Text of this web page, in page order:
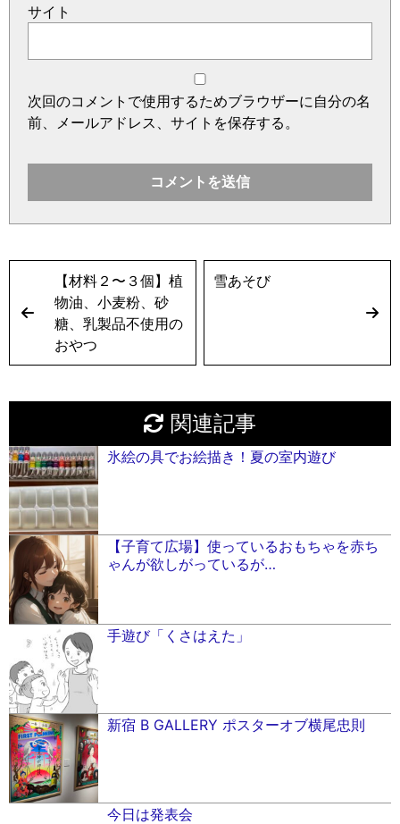
サイト
次回のコメントで使用するためブラウザーに自分の名
前、メールアドレス、サイトを保存する。
【材料２〜３個】植
物油、小麦粉、砂
糖、乳製品不使用の
おやつ
雪あそび
関連記事
氷絵の具でお絵描き！夏の室内遊び
【子育て広場】使っているおもちゃを赤ち
ゃんが欲しがっているが…
手遊び「くさはえた」
新宿 B GALLERY ポスターオブ横尾忠則
今日は発表会